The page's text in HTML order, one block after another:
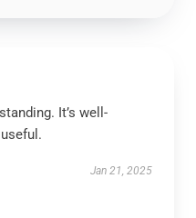
It’s well-
Jan 21, 2025